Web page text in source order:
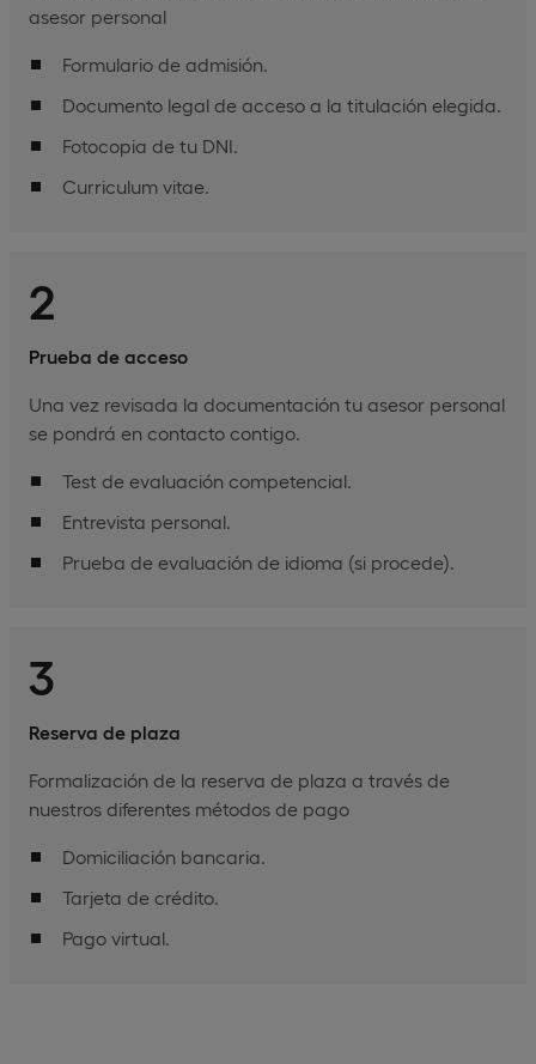
asesor personal
Formulario de admisión.
Documento legal de acceso a la titulación elegida.
Fotocopia de tu DNI.
Curriculum vitae.
2
Prueba de acceso
Una vez revisada la documentación tu asesor personal
se pondrá en contacto contigo.
Test de evaluación competencial.
Entrevista personal.
Prueba de evaluación de idioma (si procede).
3
Reserva de plaza
Formalización de la reserva de plaza a través de
nuestros diferentes métodos de pago
Domiciliación bancaria.
Tarjeta de crédito.
Pago virtual.